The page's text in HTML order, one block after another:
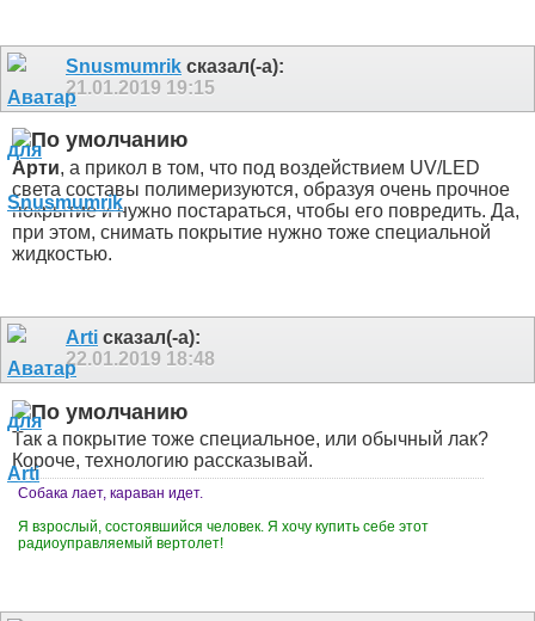
Snusmumrik сказал(-а):
21.01.2019 19:15
Арти, а прикол в том, что под воздействием UV/LED
света составы полимеризуются, образуя очень прочное
покрытие и нужно постараться, чтобы его повредить. Да,
при этом, снимать покрытие нужно тоже специальной
жидкостью.
Arti сказал(-а):
22.01.2019 18:48
Так а покрытие тоже специальное, или обычный лак?
Короче, технологию рассказывай.
Собака лает, караван идет.
Я взрослый, состоявшийся человек. Я хочу купить себе этот
радиоуправляемый вертолет!